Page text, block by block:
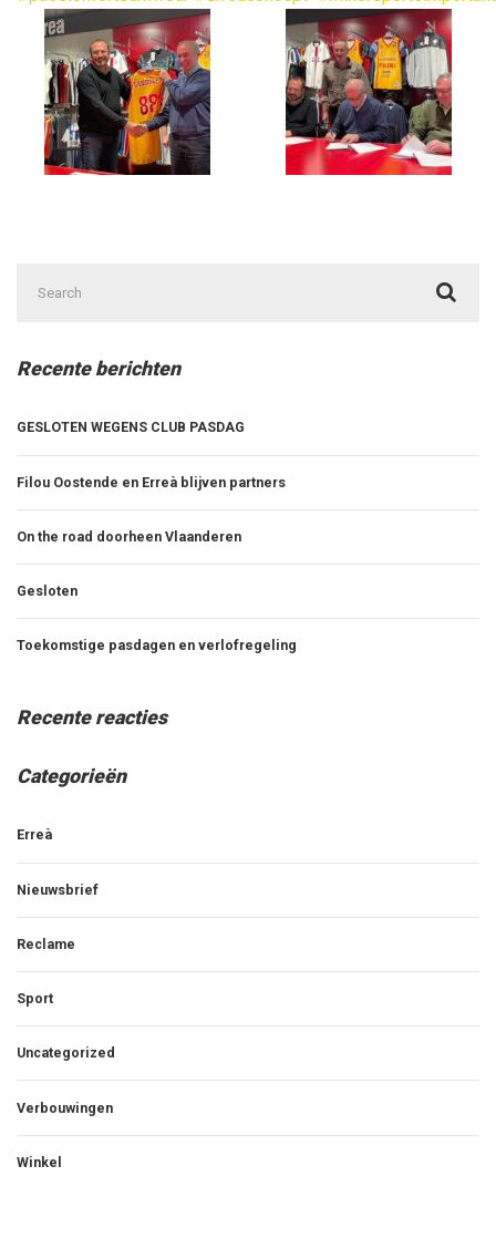
for:
Recente berichten
GESLOTEN WEGENS CLUB PASDAG
Filou Oostende en Erreà blijven partners
On the road doorheen Vlaanderen
Gesloten
Toekomstige pasdagen en verlofregeling
Recente reacties
Categorieën
Erreà
Nieuwsbrief
Reclame
Sport
Uncategorized
Verbouwingen
Winkel